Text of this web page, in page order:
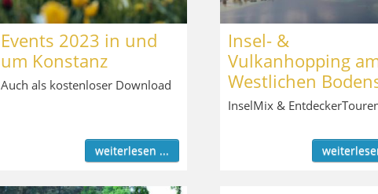
Events 2023 in und
um Konstanz
Auch als kostenloser Download
weiterlesen ...
Insel- &
Vulkanhopping
Westlichen
InselMix &